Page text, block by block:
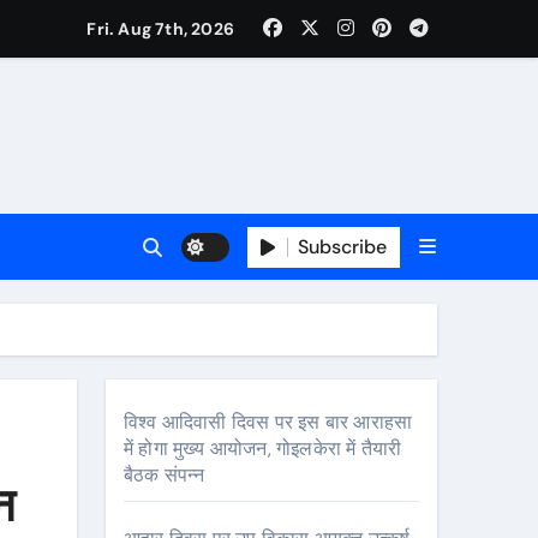
Fri. Aug 7th, 2026
Subscribe
विश्व आदिवासी दिवस पर इस बार आराहसा
में होगा मुख्य आयोजन, गोइलकेरा में तैयारी
बैठक संपन्न